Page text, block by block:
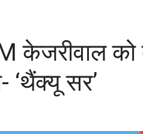
को
‘थैंक्यू सर’